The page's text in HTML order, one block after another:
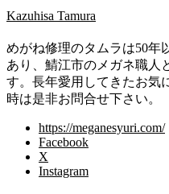
Kazuhisa Tamura
めがね修理のタムラは50年
あり、鯖江市のメガネ職人
す。長年愛用してきたお気
時は是非お問合せ下さい。
https://meganesyuri.com/
Facebook
X
Instagram